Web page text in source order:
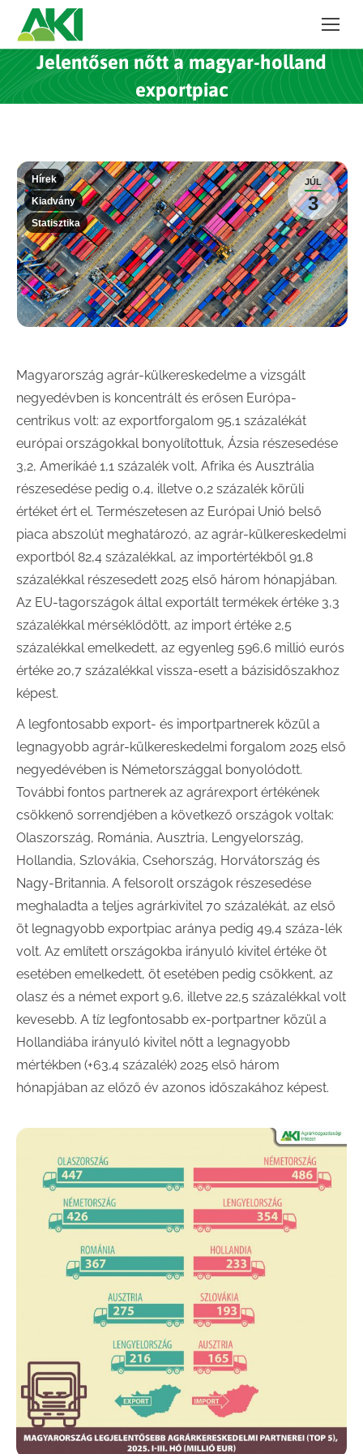
Jelentősen nőtt a magyar-holland
exportpiac
JÚL
3
Hírek
Kiadvány
Statisztika
Magyarország agrár-külkereskedelme a vizsgált
negyedévben is koncentrált és erősen Európa-
centrikus volt: az exportforgalom 95,1 százalékát
európai országokkal bonyolítottuk, Ázsia részesedése
3,2, Amerikáé 1,1 százalék volt, Afrika és Ausztrália
részesedése pedig 0,4, illetve 0,2 százalék körüli
értéket ért el. Természetesen az Európai Unió belső
piaca abszolút meghatározó, az agrár-külkereskedelmi
exportból 82,4 százalékkal, az importértékből 91,8
százalékkal részesedett 2025 első három hónapjában.
Az EU-tagországok által exportált termékek értéke 3,3
százalékkal mérséklődött, az import értéke 2,5
százalékkal emelkedett, az egyenleg 596,6 millió eurós
értéke 20,7 százalékkal vissza-esett a bázisidőszakhoz
képest.
A legfontosabb export- és importpartnerek közül a
legnagyobb agrár-külkereskedelmi forgalom 2025 első
negyedévében is Németországgal bonyolódott.
További fontos partnerek az agrárexport értékének
csökkenő sorrendjében a következő országok voltak:
Olaszország, Románia, Ausztria, Lengyelország,
Hollandia, Szlovákia, Csehország, Horvátország és
Nagy-Britannia. A felsorolt országok részesedése
meghaladta a teljes agrárkivitel 70 százalékát, az első
öt legnagyobb exportpiac aránya pedig 49,4 száza-lék
volt. Az említett országokba irányuló kivitel értéke öt
esetében emelkedett, öt esetében pedig csökkent, az
olasz és a német export 9,6, illetve 22,5 százalékkal volt
kevesebb. A tíz legfontosabb ex-portpartner közül a
Hollandiába irányuló kivitel nőtt a legnagyobb
mértékben (+63,4 százalék) 2025 első három
hónapjában az előző év azonos időszakához képest.